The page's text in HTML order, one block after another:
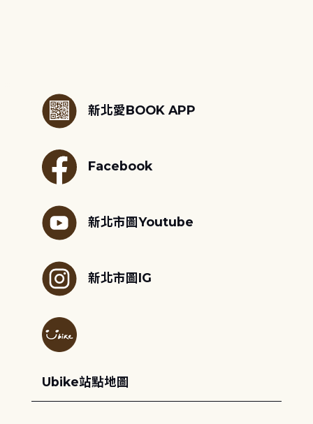
新北愛BOOK APP
Facebook
新北市圖Youtube
新北市圖IG
Ubike站點地圖